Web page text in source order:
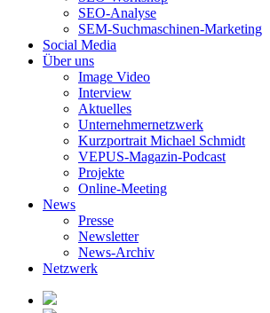
SEO-Analyse
SEM-Suchmaschinen-Marketing
Social Media
Über uns
Image Video
Interview
Aktuelles
Unternehmernetzwerk
Kurzportrait Michael Schmidt
VEPUS-Magazin-Podcast
Projekte
Online-Meeting
News
Presse
Newsletter
News-Archiv
Netzwerk